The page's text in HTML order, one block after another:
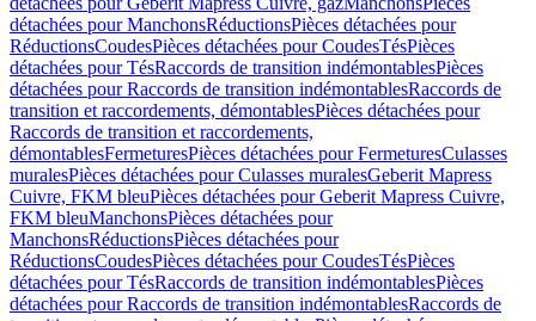
détachées pour ManchonsRéductionsPièces détachées pour
RéductionsCoudesPièces détachées pour CoudesTésPièces
détachées pour TésRaccords de transition indémontablesPièces
détachées pour Raccords de transition indémontablesRaccords de
transition et raccordements, démontablesPièces détachées pour
Raccords de transition et raccordements,
démontablesFermeturesPièces détachées pour FermeturesCulasses
muralesPièces détachées pour Culasses muralesGeberit Mapress
Cuivre, FKM bleuPièces détachées pour Geberit Mapress Cuivre,
FKM bleuManchonsPièces détachées pour
ManchonsRéductionsPièces détachées pour
RéductionsCoudesPièces détachées pour CoudesTésPièces
détachées pour TésRaccords de transition indémontablesPièces
détachées pour Raccords de transition indémontablesRaccords de